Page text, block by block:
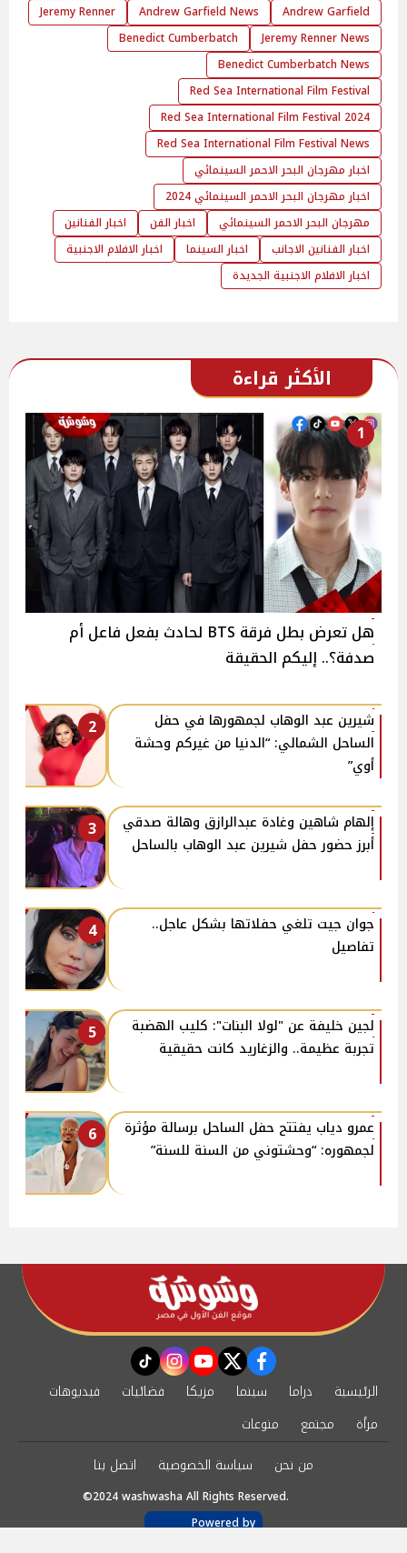
Andrew Garfield
Andrew Garfield News
Jeremy Renner
Jeremy Renner News
Benedict Cumberbatch
Benedict Cumberbatch News
Red Sea International Film Festival
Red Sea International Film Festival 2024
Red Sea International Film Festival News
اخبار مهرجان البحر الاحمر السينمائي
اخبار مهرجان البحر الاحمر السينمائي 2024
مهرجان البحر الاحمر السينمائي
اخبار الفن
اخبار الفنانين
اخبار الفنانين الاجانب
اخبار السينما
اخبار الافلام الاجنبية
اخبار الافلام الاجنبية الجديدة
الأكثر قراءة
1
هل تعرض بطل فرقة BTS لحادث بفعل فاعل أم
صدفة؟.. إليكم الحقيقة
2
شيرين عبد الوهاب لجمهورها في حفل
الساحل الشمالي: “الدنيا من غيركم وحشة
أوي”
3
إلهام شاهين وغادة عبدالرازق وهالة صدقي
أبرز حضور حفل شيرين عبد الوهاب بالساحل
4
جوان جيت تلغي حفلاتها بشكل عاجل..
تفاصيل
5
لجين خليفة عن "لولا البنات": كليب الهضبة
تجربة عظيمة.. والزغاريد كانت حقيقية
6
عمرو دياب يفتتح حفل الساحل برسالة مؤثرة
لجمهوره: “وحشتوني من السنة للسنة”
facebook
twitter
youtube
instagram
tiktok
الرئيسية دراما سينما مزيكا فضائيات
فيديوهات
مرأة
مجتمع
منوعات
من نحن
سياسة الخصوصية اتصل بنا
©2024 washwasha All Rights Reserved.
Powered by